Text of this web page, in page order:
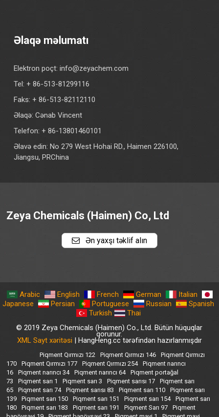
Əlaqə məlumatı
Elektron poçt:info@zeyachem.com
Tel: + 86-513-81299116
Faks: + 86-513-82112110
Əlaqə: Cənab Vincent
Telefon: + 86-13801460101
Əlavə edin: No 279 West Hohai RD., Haimen 226100,
Jiangsu, PRChina
Zeya Chemicals (Haimen) Co, Ltd
Ən yaxşı təklif alın
Arabic English French German
Italian
Japanese
Persian Portuguese Russian
Spanish
Turkish
Thai
© 2019 Zeya Chemicals (Haimen) Co., Ltd. Bütün hüquqlar
qorunur.
XML Sayt xəritəsi | HangHeng.cc tərəfindən hazırlanmışdır
Piqment Qırmızı 122 Piqment Qırmızı 146
Piqment Qırmızı
170
Piqment Qırmızı 177 Piqment Qırmızı 254
Piqment narıncı
16
Piqment narıncı 34 Piqment narıncı 64
Piqment portağal
73
Piqment sarı 1 Piqment sarı 3 Piqment sarısı 17
Piqment sarı
65
Piqment sarı 74 Piqment sarısı 83 Piqment sarı 110
Piqment sarı
139
Piqment sarı 150 Piqment sarı 151 Piqment sarı 154
Piqment sarı
180
Piqment sarı 183 Piqment sarı 191 Piqment Sarı 97
Piqment